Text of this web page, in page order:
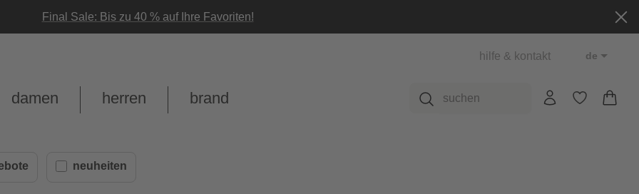
Final Sale: Bis zu 40 % auf Ihre Favoriten!
damen herren brand
hilfe & kontakt de
neuheiten